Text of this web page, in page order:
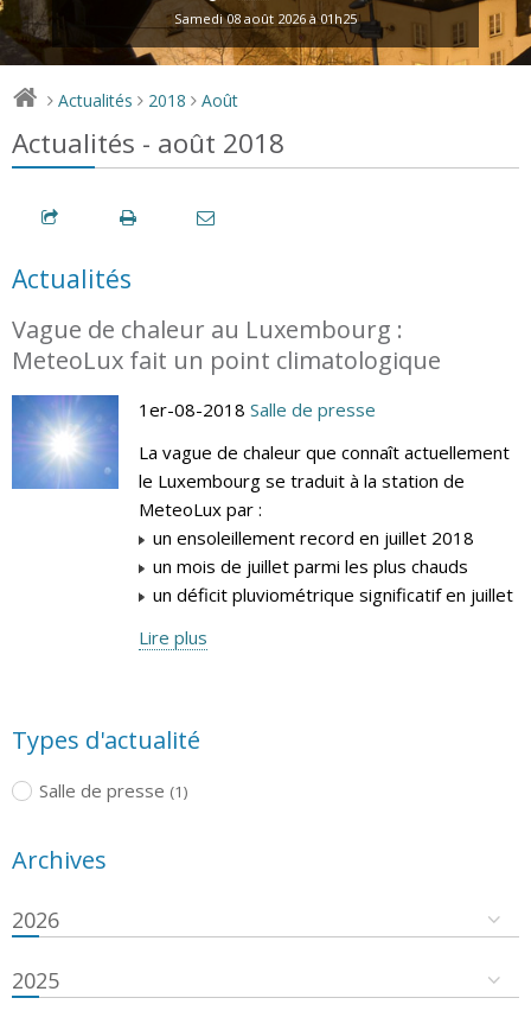
Samedi 08 août 2026 à 01h25
> Actualités > 2018 > Août
Actualités - août 2018
Actualités
Vague de chaleur au Luxembourg :
MeteoLux fait un point climatologique
1er-08-2018 Salle de presse
La vague de chaleur que connaît actuellement
le Luxembourg se traduit à la station de
MeteoLux par :
un ensoleillement record en juillet 2018
un mois de juillet parmi les plus chauds
un déficit pluviométrique significatif en juillet
Lire plus
Types d'actualité
Salle de presse (1)
Archives
2026
2025